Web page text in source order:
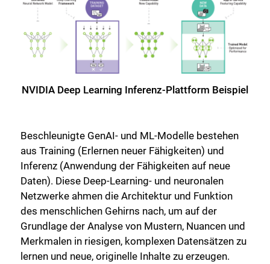
NVIDIA Deep Learning Inferenz-Plattform Beispiel
Beschleunigte GenAI- und ML-Modelle bestehen
aus Training (Erlernen neuer Fähigkeiten) und
Inferenz (Anwendung der Fähigkeiten auf neue
Daten). Diese Deep-Learning- und neuronalen
Netzwerke ahmen die Architektur und Funktion
des menschlichen Gehirns nach, um auf der
Grundlage der Analyse von Mustern, Nuancen und
Merkmalen in riesigen, komplexen Datensätzen zu
lernen und neue, originelle Inhalte zu erzeugen.